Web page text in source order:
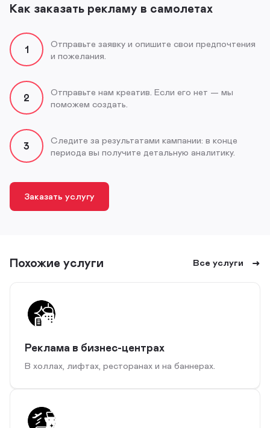
Как заказать рекламу в самолетах
1
Отправьте заявку и опишите свои предпочтения
и пожелания.
2
Отправьте нам креатив. Если его нет — мы
поможем создать.
3
Следите за результатами кампании: в конце
периода вы получите детальную аналитику.
Заказать услугу
Похожие услуги Все услуги
Реклама в бизнес-центрах
В холлах, лифтах, ресторанах и на баннерах.